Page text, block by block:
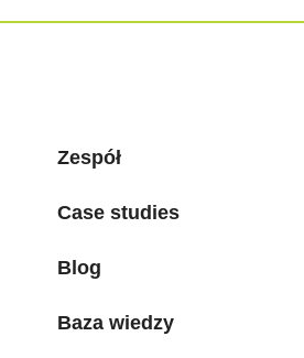
Zespół
Case studies
Blog
Baza wiedzy